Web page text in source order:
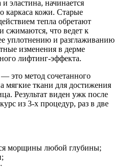
и эластина, начинается
каркаса кожи. Старые
тепла обретают
сжимаются, что ведет к
уплотнению и разглаживанию
изменения в дерме
лифтинг-эффекта.
— это метод сочетанного
мягкие ткани для достижения
Результат виден ужк после
из 3-х процедур, раз в две
морщины любой глубины;